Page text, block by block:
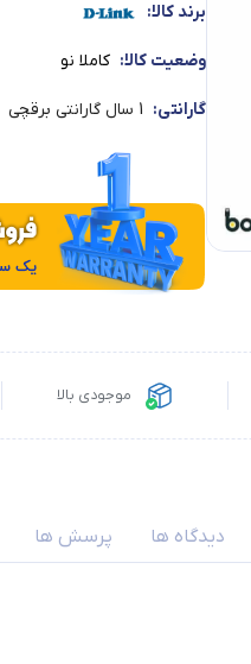
برند کالا:
وضعیت کالا: کاملا نو
گارانتی: 1 سال گارانتی برقچی
موجودی بالا
دیدگاه ها پرسش ها